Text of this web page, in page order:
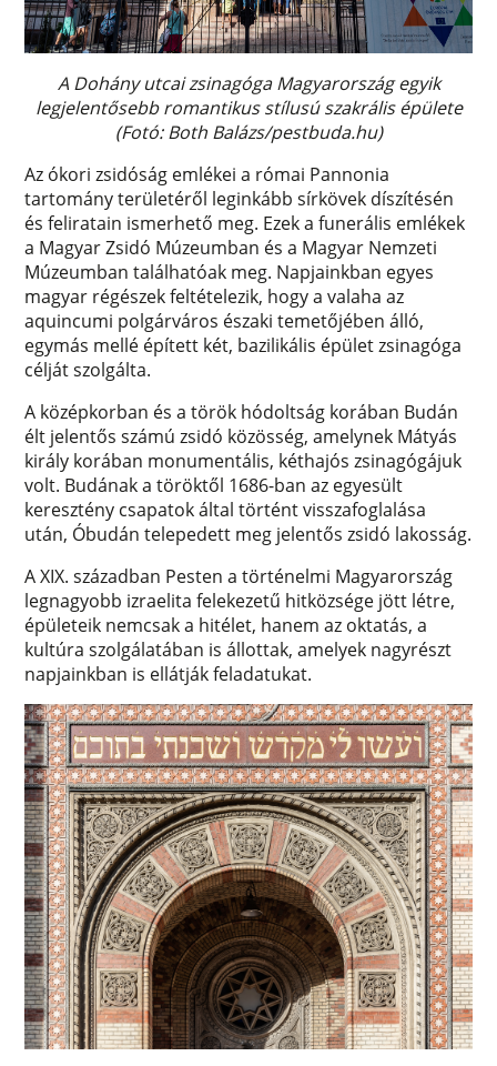
A Dohány utcai zsinagóga Magyarország egyik
legjelentősebb romantikus stílusú szakrális épülete
(Fotó: Both Balázs/pestbuda.hu)
Az ókori zsidóság emlékei a római Pannonia
tartomány területéről leginkább sírkövek díszítésén
és feliratain ismerhető meg. Ezek a funerális emlékek
a Magyar Zsidó Múzeumban és a Magyar Nemzeti
Múzeumban találhatóak meg. Napjainkban egyes
magyar régészek feltételezik, hogy a valaha az
aquincumi polgárváros északi temetőjében álló,
egymás mellé épített két, bazilikális épület zsinagóga
célját szolgálta.
A középkorban és a török hódoltság korában Budán
élt jelentős számú zsidó közösség, amelynek Mátyás
király korában monumentális, kéthajós zsinagógájuk
volt. Budának a töröktől 1686-ban az egyesült
keresztény csapatok által történt visszafoglalása
után, Óbudán telepedett meg jelentős zsidó lakosság.
A XIX. században Pesten a történelmi Magyarország
legnagyobb izraelita felekezetű hitközsége jött létre,
épületeik nemcsak a hitélet, hanem az oktatás, a
kultúra szolgálatában is állottak, amelyek nagyrészt
napjainkban is ellátják feladatukat.